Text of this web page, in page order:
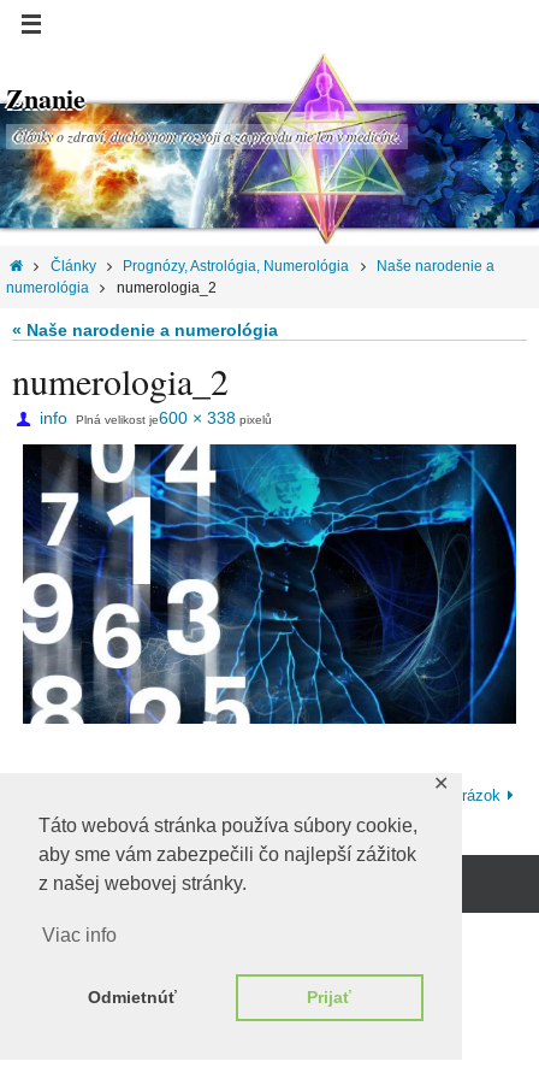
Táto webová stránka používa súbory cookie,
aby sme vám zabezpečili čo najlepší zážitok
z našej webovej stránky.
Viac info
Odmietnúť Prijať
✕
Znanie
Články o zdraví, duchovnom rozvoji a za pravdu nie len v medicíne.
Články Prognózy, Astrológia, Numerológia
Naše narodenie a
numerológia
numerologia_2
« Naše narodenie a numerológia
numerologia_2
info Plná velikost je600 × 338 pixelů
Ďalší obrázok
Beží na